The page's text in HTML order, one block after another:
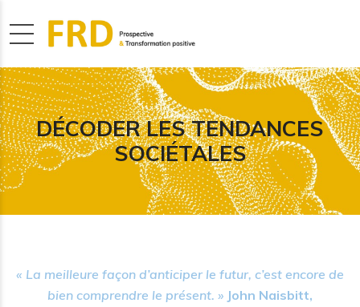
DÉCODER LES TENDANCES
SOCIÉTALES
« La meilleure façon d’anticiper le futur, c’est encore de
bien comprendre le présent. » John Naisbitt,